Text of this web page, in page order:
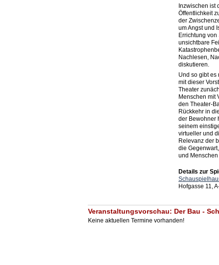
Inzwischen ist
Öffentlichkeit
der
um Angst und
Errichtung
unsichtbare
Nachlesen,
diskutieren.
Und so gibt es
mit dieser
Theater
Menschen mit
den Theater-
Rückkehr in
der Bewohner
seinem
virtueller und
Relevanz der
die
und
Details zur
Hofgasse 11,
Veranstaltungsvorschau: Der Bau -
Keine aktuellen Termine vorhanden!